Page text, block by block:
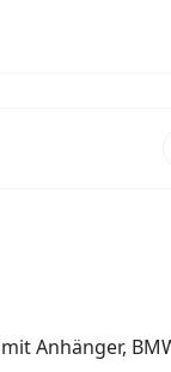
Anhänger,